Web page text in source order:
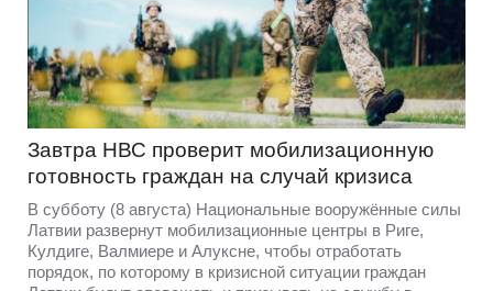
Завтра НВС проверит мобилизационную
готовность граждан на случай кризиса
В субботу (8 августа) Национальные вооружённые силы
Латвии развернут мобилизационные центры в Риге,
Кулдиге, Валмиере и Алуксне, чтобы отработать
порядок, по которому в кризисной ситуации граждан